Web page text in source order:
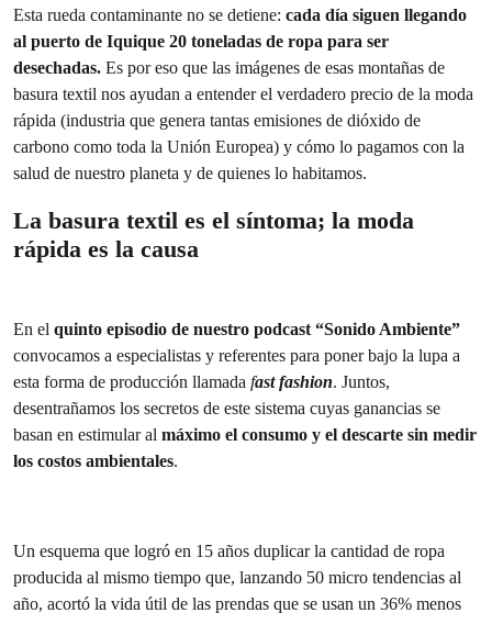
Esta rueda contaminante no se detiene: cada día siguen llegando
al puerto de Iquique 20 toneladas de ropa para ser
desechadas. Es por eso que las imágenes de esas montañas de
basura textil nos ayudan a entender el verdadero precio de la moda
rápida (industria que genera tantas emisiones de dióxido de
carbono como toda la Unión Europea) y cómo lo pagamos con la
salud de nuestro planeta y de quienes lo habitamos.
La basura textil es el síntoma; la moda
rápida es la causa
En el quinto episodio de nuestro podcast “Sonido Ambiente”
convocamos a especialistas y referentes para poner bajo la lupa a
esta forma de producción llamada fast fashion. Juntos,
desentrañamos los secretos de este sistema cuyas ganancias se
basan en estimular al máximo el consumo y el descarte sin medir
los costos ambientales.
Un esquema que logró en 15 años duplicar la cantidad de ropa
producida al mismo tiempo que, lanzando 50 micro tendencias al
año, acortó la vida útil de las prendas que se usan un 36% menos